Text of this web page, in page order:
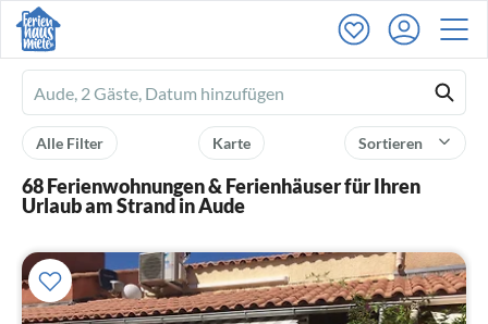
Ferienhausmiete
logo
Sortieren
Karte
Alle Filter
68 Ferienwohnungen & Ferienhäuser für Ihren
Urlaub am Strand in Aude